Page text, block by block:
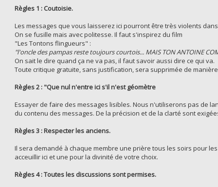
Règles 1 : Coutoisie.
Les messages que vous laisserez ici pourront être très violents
On se fusille mais avec politesse. Il faut s'inspirez du film
"Les Tontons flingueurs" :
"l'oncle des pampas reste toujours courtois... MAIS TON ANTOINE
On sait le dire quand ça ne va pas, il faut savoir aussi dire ce qui va.
Toute critique gratuite, sans justification, sera supprimée de
Règles 2 : "Que nul n'entre ici s'il n'est géomètre
Essayer de faire des messages lisibles. Nous n'utiliserons pas de
du contenu des messages. De la précision et de la clarté sont
Règles 3 : Respecter les anciens.
Il sera demandé à chaque membre une prière tous les soirs pour
acceuillir ici et une pour la divinité de votre choix.
Règles 4 : Toutes les discussions sont permises.